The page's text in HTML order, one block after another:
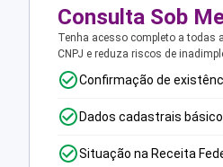
Consulta Sob
Tenha acesso completo a todas
CNPJ e reduza riscos de
Confirmação de
Dados cadastrais
Situação na Receita